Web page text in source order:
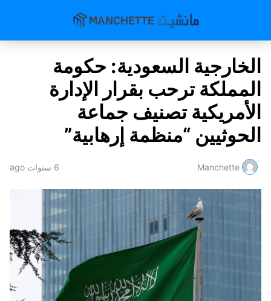
الخارجية السعودية: حكومة
المملكة ترحب بقرار الإدارة
الأمريكية تصنيف جماعة
الحوثيين “منظمة إرهابية”
Manchette 6 سنوات ago